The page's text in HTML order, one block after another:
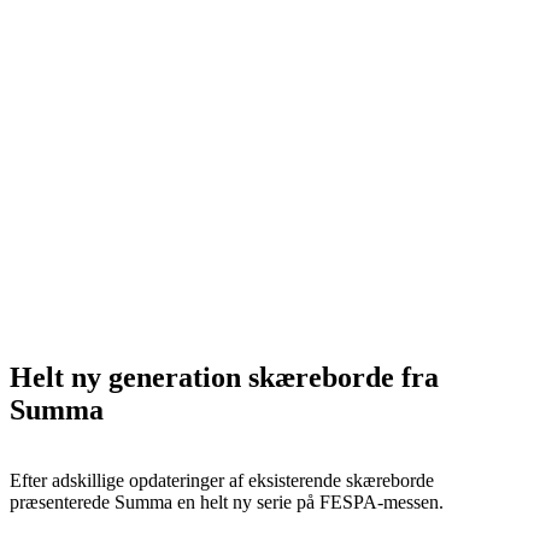
Helt ny generation skæreborde fra
Summa
Efter adskillige opdateringer af eksisterende skæreborde
præsenterede Summa en helt ny serie på FESPA-messen.